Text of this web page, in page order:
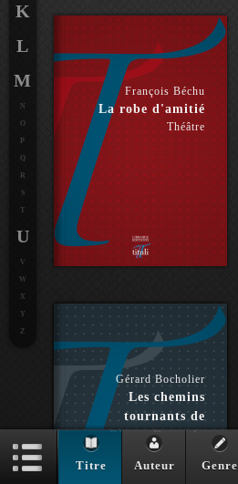
François Béchu
La robe d'amitié
Théâtre
Gérard Bocholier
Les chemins
tournants de
Pierre Reverdy
K
L
M
N
O
P
Q
R
S
T
U
V
W
X
Y
Z
Titre Auteur Genre